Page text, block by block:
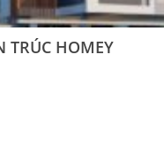
TRÚC HOMEY